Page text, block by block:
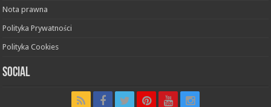
Nota prawna
Polityka Prywatności
Polityka Cookies
Social